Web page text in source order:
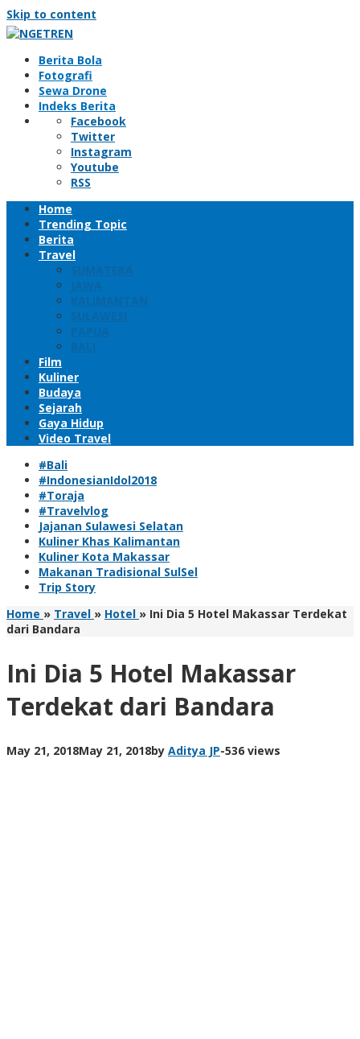
Skip to content
Berita Bola
Fotografi
Sewa Drone
Indeks Berita
Facebook
Twitter
Instagram
Youtube
RSS
Home
Trending Topic
Berita
Travel
SUMATERA
JAWA
KALIMANTAN
SULAWESI
PAPUA
BALI
Film
Kuliner
Budaya
Sejarah
Gaya Hidup
Video Travel
#Bali
#IndonesianIdol2018
#Toraja
#Travelvlog
Jajanan Sulawesi Selatan
Kuliner Khas Kalimantan
Kuliner Kota Makassar
Makanan Tradisional SulSel
Trip Story
Home » Travel » Hotel » Ini Dia 5 Hotel Makassar Terdekat
dari Bandara
Ini Dia 5 Hotel Makassar
Terdekat dari Bandara
May 21, 2018May 21, 2018by Aditya JP-536 views